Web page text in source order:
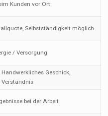
Kunden vor Ort
Selbstständigkeit möglich
/ Versorgung
Handwerkliches Geschick,
Verständnis
bei der Arbeit